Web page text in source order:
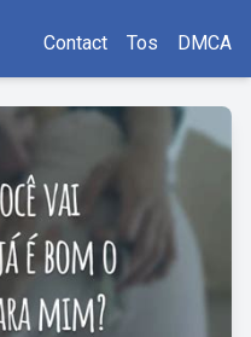
Contact Tos DMCA